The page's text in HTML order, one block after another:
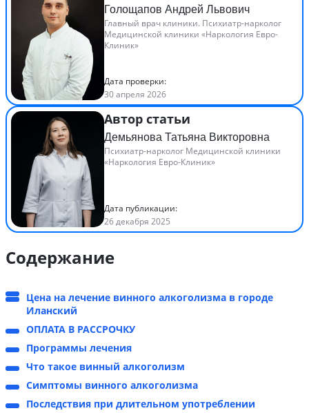
Голощапов Андрей Львович
Главный врач клиники. Психиатр-нарколог
Медицинской клиники «Наркология Евро-
Клиник»
Дата проверки:
30 апреля 2026
Автор статьи
Демьянова Татьяна Викторовна
Психиатр-нарколог Медицинской клиники
«Наркология Евро-Клиник»
Дата публикации:
26 декабря 2025
Содержание
Цена на лечение винного алкоголизма в городе
Иланский
ОПЛАТА В РАССРОЧКУ
Программы лечения
Что такое винный алкоголизм
Симптомы винного алкоголизма
Последствия при длительном употреблении